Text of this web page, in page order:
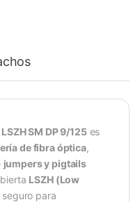
SM DP 9/125es
de fibra óptica,
jumpers y pigtails
LSZH (Low
seguro para